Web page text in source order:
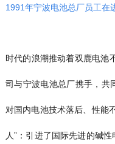
1991年宁波电池总厂员工在
时代的浪潮推动着双鹿电池
司与宁波电池总厂携手，共
对国内电池技术落后、性能
人”：引进了国际先进的碱